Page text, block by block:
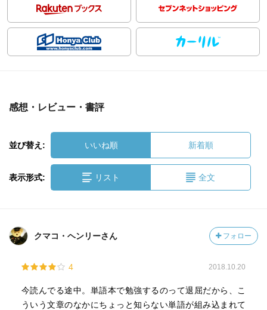
感想・レビュー・書評
並び替え: いいね順 新着順
表示形式: リスト 全文
クマコ・ヘンリーさん フォロー
4 2018.10.20
今読んでる途中。単語本で勉強するのって退屈だから、こ
ういう文章のなかにちょっと知らない単語が組み込まれて